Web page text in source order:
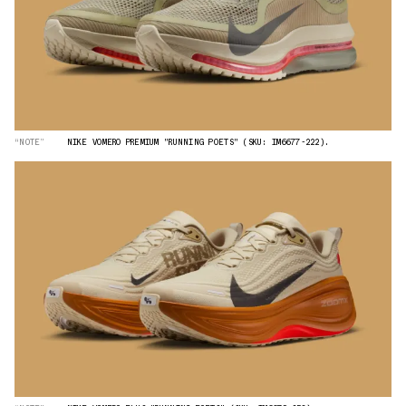
“NOTE” NIKE VOMERO PREMIUM "RUNNING POETS" (SKU: IM6677-222).